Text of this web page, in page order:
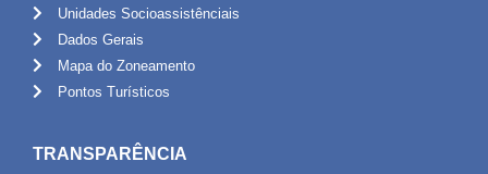
Unidades Socioassistênciais
Dados Gerais
Mapa do Zoneamento
Pontos Turísticos
TRANSPARÊNCIA